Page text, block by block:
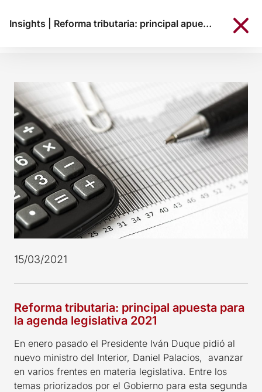
Insights Reforma tributaria: principal apuesta para la agenda legislativa 2021
15/03/2021
Reforma tributaria: principal apuesta para
la agenda legislativa 2021
En enero pasado el Presidente Iván Duque pidió al
nuevo ministro del Interior, Daniel Palacios, avanzar
en varios frentes en materia legislativa. Entre los
temas priorizados por el Gobierno para esta segunda